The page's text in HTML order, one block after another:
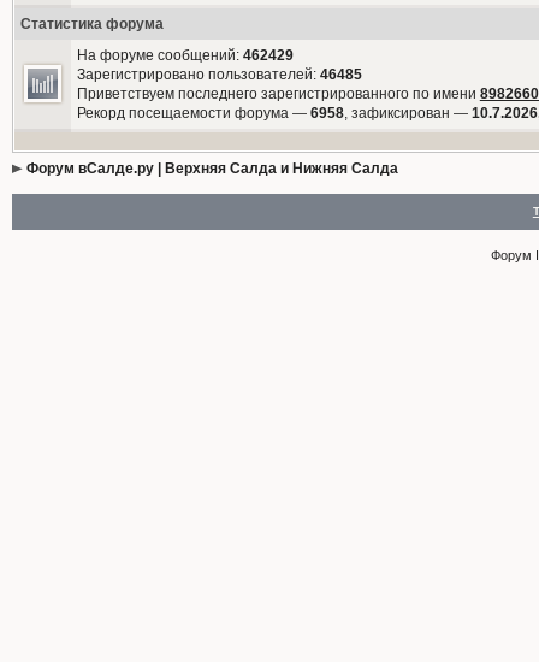
Статистика форума
На форуме сообщений: 462429
Зарегистрировано пользователей: 46485
Приветствуем последнего зарегистрированного по имени
Рекорд посещаемости форума — 6958, зафиксирован —
Форум вСалде.ру | Верхняя Салда и Нижняя Салда
Форум